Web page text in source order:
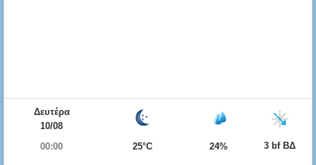
Δευτέρα
10/08
00:00
25°C 24% 3 bf ΒΔ